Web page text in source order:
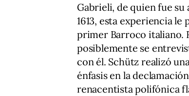
Gabrieli, de quien fue su
1613, esta experiencia
primer Barroco italiano.
posiblemente se
con él. Schütz realizó
énfasis en la
renacentista polifónica